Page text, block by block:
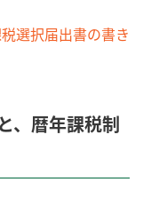
選択届出書の書き
、暦年課税制